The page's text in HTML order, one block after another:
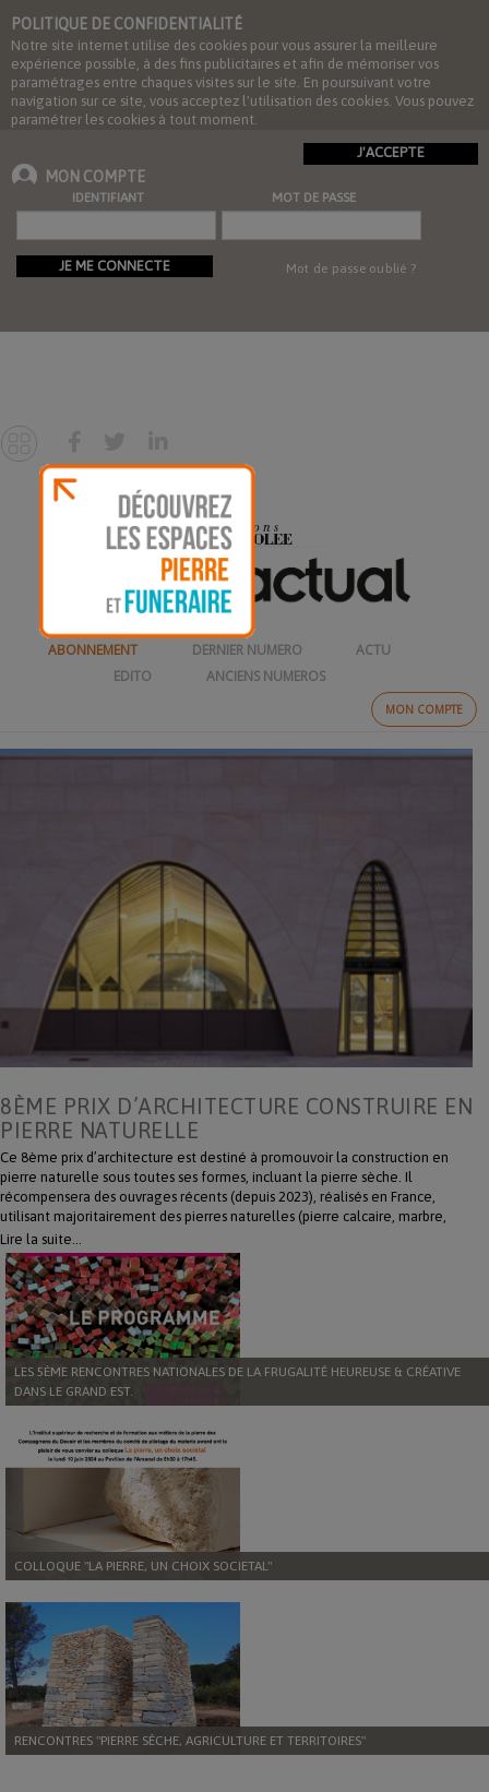
POLITIQUE DE CONFIDENTIALITÉ
Notre site internet utilise des cookies pour vous assurer la meilleure
expérience possible, à des fins publicitaires et afin de mémoriser vos
paramétrages entre chaques visites sur le site. En poursuivant votre
navigation sur ce site, vous acceptez l'utilisation des cookies. Vous pouvez
paramétrer les cookies à tout moment.
J'ACCEPTE
MON COMPTE
IDENTIFIANT MOT DE PASSE
JE ME CONNECTE Mot de passe oublié ?
MON COMPTE
ABONNEMENT DERNIER NUMERO
ACTU
EDITO
ANCIENS NUMEROS
8ÈME PRIX D’ARCHITECTURE CONSTRUIRE EN
PIERRE NATURELLE
Ce 8ème prix d’architecture est destiné à promouvoir la construction en
pierre naturelle sous toutes ses formes, incluant la pierre sèche. Il
récompensera des ouvrages récents (depuis 2023), réalisés en France,
utilisant majoritairement des pierres naturelles (pierre calcaire, marbre,
granit, lave, grès, ardoise, etc.) françaises et/ou transformées en France. La
proclamation officielle des résultats aura lieu le 2 décembre 2025,
pendant le Salon Rocalia. Inscrivez-vous en téléchargeant le règlement :
https://www.editionslemausolee.fr/fr/la-pierre/124772-8eme-prix-
darchitecture-construire-en-pierre-naturelle.html
Lire la suite…
LES 5ÈME RENCONTRES NATIONALES DE LA FRUGALITÉ HEUREUSE & CRÉATIVE
DANS LE GRAND EST.
COLLOQUE "LA PIERRE, UN CHOIX SOCIETAL"
RENCONTRES "PIERRE SÈCHE, AGRICULTURE ET TERRITOIRES"